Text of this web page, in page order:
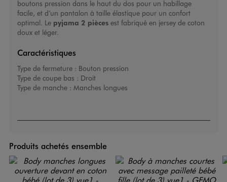
boutons pression dans le haut du dos pour un habillage
facile, et d’un pantalon à taille élastique pour un confort
optimal. Le pyjama 2 piècesest fabriqué en jersey de coton
doux et léger.
Caractéristiques
Type de fermeture : Bouton pression
Type de coupe bas : Droit
Type de manche : Manches longues
Produits achetés ensemble